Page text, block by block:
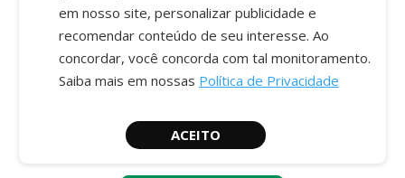
Cabo de Santo Agostinho/PE
em nosso site, personalizar publicidade e
recomendar conteúdo de seu interesse. Ao
concordar, você concorda com tal monitoramento.
Saiba mais em nossas Política de Privacidade
ACEITO